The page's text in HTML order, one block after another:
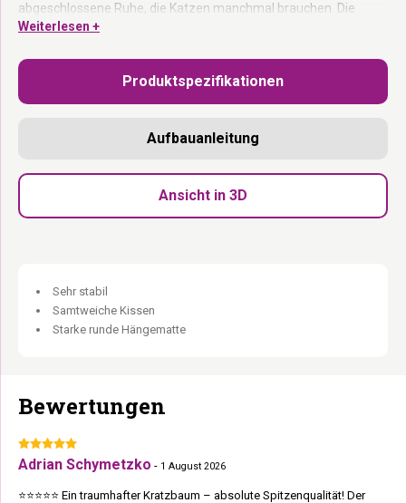
abgeschlossene Ruhe, die Katzen manchmal brauchen. Die
Hängematte trägt bis zu 15 kg. Hinweis: Die Hängematte dieses
Spielzeug inklusive. Als Bausatz geliefert. In den Niederlanden
Abgeschlossener Raum für die Katze, die Ruhe und
Hängematte bis 15 kg:
Stark, stabil und rebels. Für Katzen, die das Beste verdienen.
Weiterlesen +
Produktspezifikationen
Aufbauanleitung
Ansicht in 3D
Sehr stabil
Samtweiche Kissen
Starke runde Hängematte
Bewertungen
Adrian Schymetzko - 1 August 2026
⭐⭐⭐⭐⭐ Ein traumhafter Kratzbaum – absolute Spitzenqualität! Der